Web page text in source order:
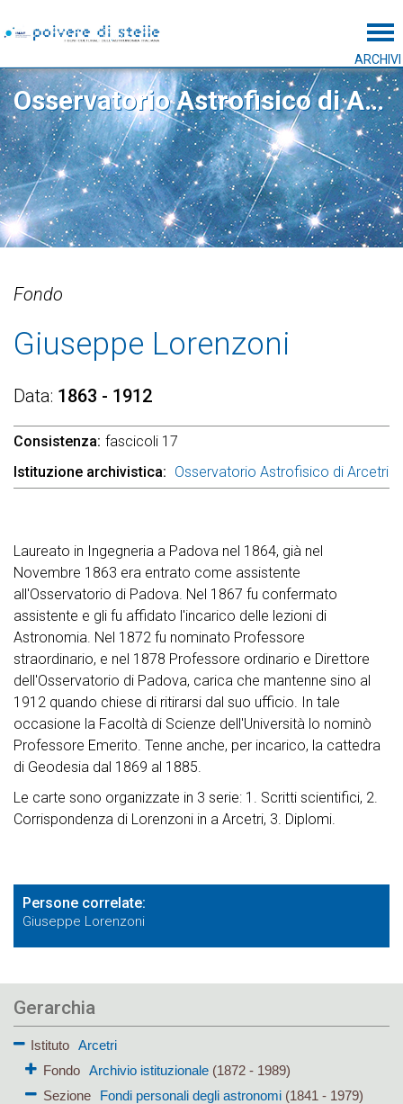
ARCHIVI
Osservatorio Astrofisico di Arcetri
Fondo
Giuseppe Lorenzoni
Data 1863 - 1912
Consistenza fascicoli 17
Istituzione archivistica
Osservatorio Astrofisico di Arcetri
Laureato in Ingegneria a Padova nel 1864, già nel
Novembre 1863 era entrato come assistente
all'Osservatorio di Padova. Nel 1867 fu confermato
assistente e gli fu affidato l'incarico delle lezioni di
Astronomia. Nel 1872 fu nominato Professore
straordinario, e nel 1878 Professore ordinario e Direttore
dell'Osservatorio di Padova, carica che mantenne sino al
1912 quando chiese di ritirarsi dal suo ufficio. In tale
occasione la Facoltà di Scienze dell'Università lo nominò
Professore Emerito. Tenne anche, per incarico, la cattedra
di Geodesia dal 1869 al 1885.
Le carte sono organizzate in 3 serie: 1. Scritti scientifici, 2.
Corrispondenza di Lorenzoni in a Arcetri, 3. Diplomi.
Persone correlate
Giuseppe Lorenzoni
Gerarchia
Istituto
Arcetri
Fondo
Archivio istituzionale(1872 - 1989)
Sezione
Fondi personali degli astronomi(1841 - 1979)